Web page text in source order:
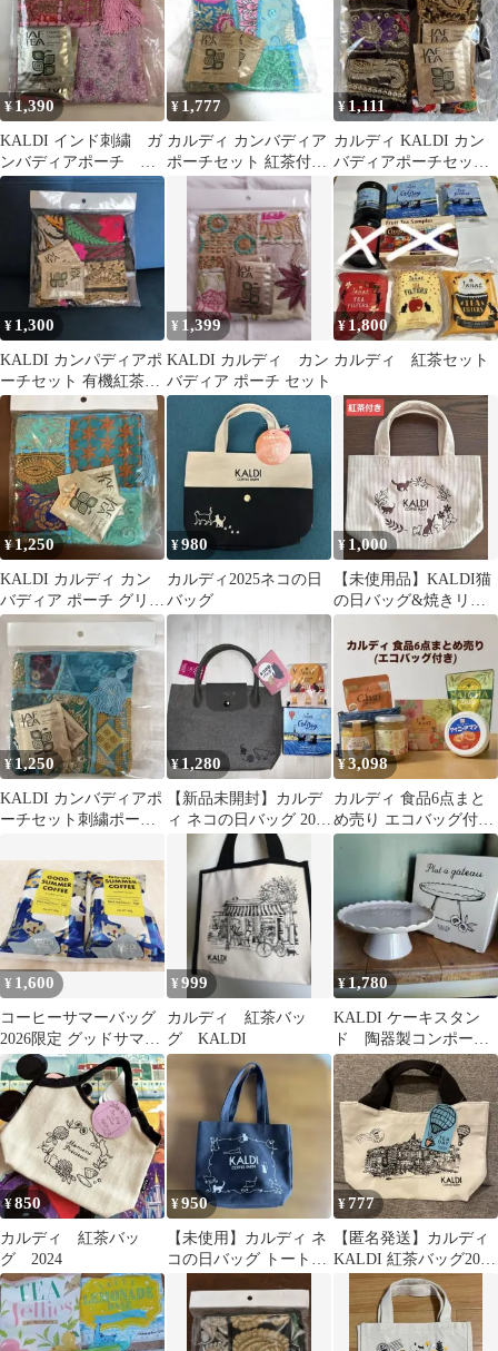
¥1,390
KALDI インド刺繍 ガ
ンバディアポーチ 有
機紅茶2袋入り
¥ 1,777
カルディ カンバディア
ポーチセット 紅茶付き
ブルー系
¥ 1,111
カルディ KALDI カン
バディアポーチセット
紅茶 2袋入り インド
刺繍
¥ 1,300
KALDI カンパディアポ
ーチセット 有機紅茶付
2026
¥ 1,399
KALDI カルディ カン
バディア ポーチ セット
¥1,800
カルディ 紅茶セット
¥1,250
KALDI カルディ カン
バディア ポーチ グリー
ン紅茶付き 新品未開封
¥980
カルディ2025ネコの日
バッグ
¥ 1,000
【未使用品】KALDI猫
の日バッグ&焼きリン
¥1,250
KALDI カンバディアポ
ーチセット刺繍ポーチ
¥ 1,280
【新品未開封】カルデ
ィ ネコの日バッグ 2026
バッグ 紅茶 ジャンナッ
¥3,098
カルディ 食品6点まと
め売り エコバッグ付き
KALDI 紅茶 janat
¥ 1,600
コーヒーサマーバッグ
2026限定 グッドサマー
コーヒー 100g 2パック
粉
¥999
カルディ 紅茶バッ
グ KALDI
¥1,780
KALDI ケーキスタン
ド 陶器製コンポー
ト カルディ 紅茶バ
ッグ
¥850
カルディ 紅茶バッ
グ 2024
¥950
【未使用】カルディ ネ
コの日バッグ トートバ
¥777
【匿名発送】カルディ
KALDI 紅茶バッグ2023
トートバッグのみ タグ
付き